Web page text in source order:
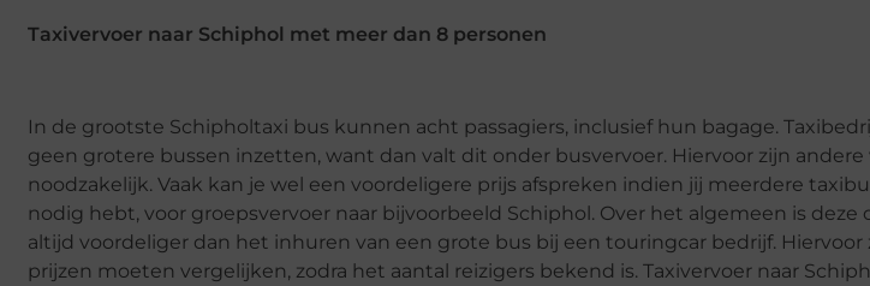
Taxivervoer naar Schiphol met meer dan 8 personen
In de grootste Schipholtaxi bus kunnen acht passagiers, inclusief hun bagage.
geen grotere bussen inzetten, want dan valt dit onder busvervoer. Hiervoor zijn
noodzakelijk. Vaak kan je wel een voordeligere prijs afspreken indien jij meerdere
nodig hebt, voor groepsvervoer naar bijvoorbeeld Schiphol. Over het algemeen is deze
altijd voordeliger dan het inhuren van een grote bus bij een touringcar bedrijf. Hiervoor
prijzen moeten vergelijken, zodra het aantal reizigers bekend is. Taxivervoer naar